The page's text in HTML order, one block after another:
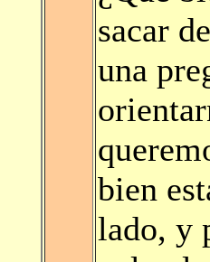
sacar
una
bien
lado, y